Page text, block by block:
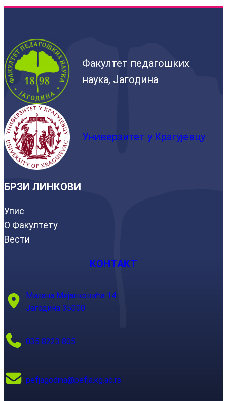
Факултет педагошких
наука, Јагодина
Универзитет у Крагујевцу
БРЗИ ЛИНКОВИ
Упис
О Факултету
Вести
КОНТАКТ
Милана Мијалковића 14
Јагодина 35000
035 8223 805
pefjagodina@pefja.kg.ac.rs